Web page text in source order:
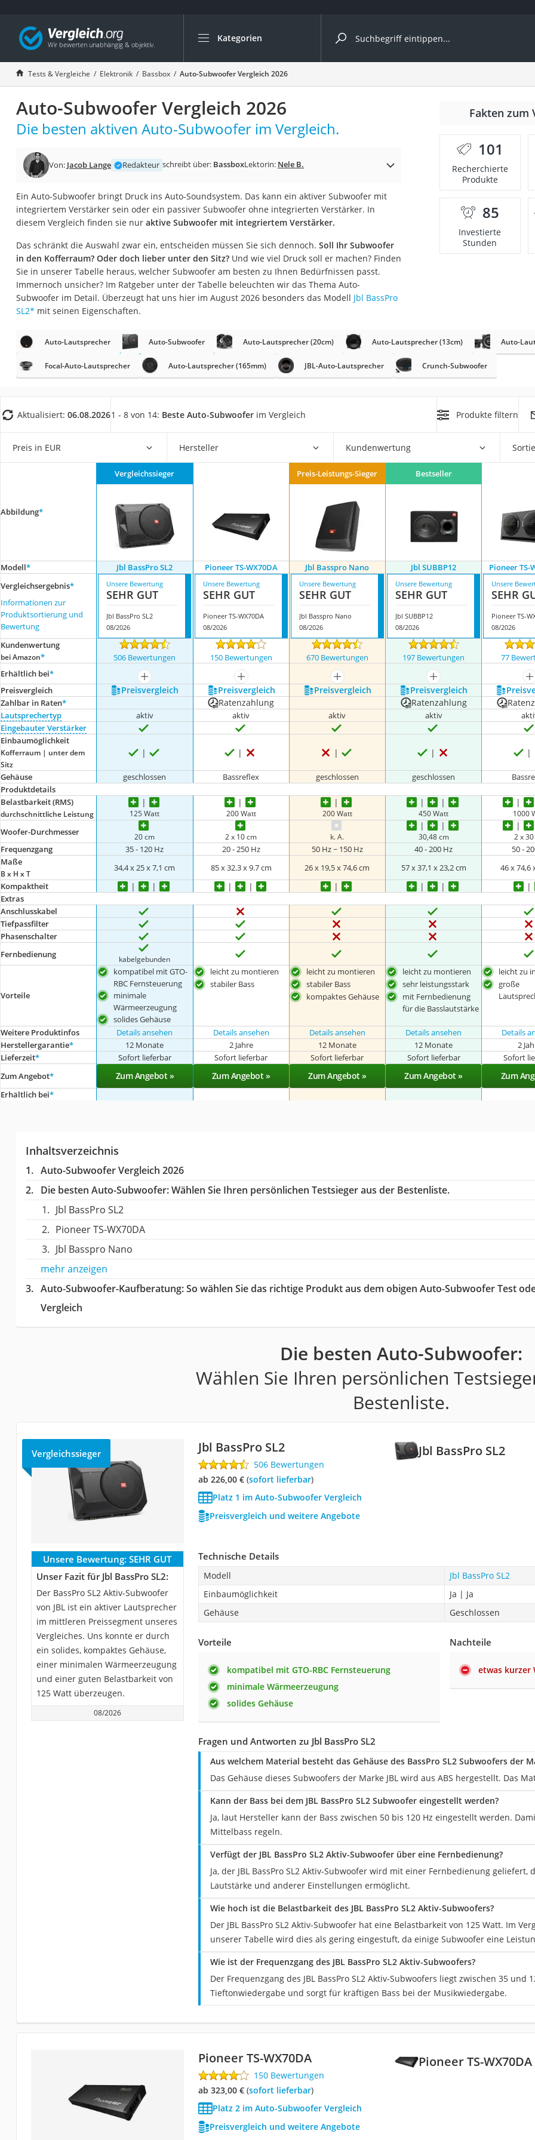
Kategorien
Die beliebtesten Vergleiche nach Kategorie
Elektronik
Powerstation
Monitor 32 Zoll 4K
Fernseher
Desktop-PC
Diascanner
Laser-Multifunktionsdrucker
Powerstation mit Solarpanel
Gaming-PC
Soundbar
Satellitenschüssel
Gaming-Headset
Schnurloses Telefon
Ladekabel Typ 2 Schuko
Acer Aspire
Service
Tests & Vergleiche Elektronik Bassbox Auto-Subwoofer Vergleich 2026
Auto-Subwoofer Vergleich 2026
Die besten aktiven Auto-Subwoofer im Vergleich.
Von: Jacob Lange Redakteur schreibt über: BassboxLektorin: Nele B.
Ein Auto-Subwoofer bringt Druck ins Auto-Soundsystem. Das kann ein aktiver Subwoofer mit
integriertem Verstärker sein oder ein passiver Subwoofer ohne integrierten Verstärker. In
diesem Vergleich finden sie nur aktive Subwoofer mit integriertem Verstärker.
Das schränkt die Auswahl zwar ein, entscheiden müssen Sie sich dennoch. Soll Ihr Subwoofer
in den Kofferraum? Oder doch lieber unter den Sitz?Und wie viel Druck soll er machen? Finden
Sie in unserer Tabelle heraus, welcher Subwoofer am besten zu Ihnen Bedürfnissen passt.
Immernoch unsicher? Im Ratgeber unter der Tabelle beleuchten wir das Thema Auto-
Subwoofer im Detail. Überzeugt hat uns hier im August 2026 besonders das Modell Jbl BassPro
SL2* mit seinen Eigenschaften.
Fakten zum
101
Recherchierte
Produkte
85
Investierte
Stunden
Auto-Lautsprecher Auto-Subwoofer Auto-Lautsprecher (20cm) Auto-Lautsprecher (13cm) Auto-
Focal-Auto-Lautsprecher Auto-Lautsprecher (165mm) JBL-Auto-Lautsprecher Crunch-Subwoofer
Aktualisiert: 06.08.20261 - 8 von 14: Beste Auto-Subwoofer im Vergleich Produkte filtern
Preis in EUR Hersteller Kundenwertung
Abbildung*
Vergleichssieger Preis-Leistungs-Sieger Bestseller
Modell* Jbl BassPro SL2 Pioneer TS-WX70DA Jbl Basspro Nano Jbl SUBBP12 Pioneer TS-
Vergleichsergebnis*
Informationen zur
Produktsortierung und
Bewertung
Unsere Bewertung
SEHR GUT
Jbl BassPro SL2
08/2026
Unsere Bewertung
SEHR GUT
Pioneer TS-WX70DA
08/2026
Unsere Bewertung
SEHR GUT
Jbl Basspro Nano
08/2026
Unsere Bewertung
SEHR GUT
Jbl SUBBP12
08/2026
Unsere
SEHR
Pioneer TS-
08/2026
Kundenwertung
bei Amazon* 506 Bewertungen 150 Bewertungen 670 Bewertungen 197 Bewertungen 77
Erhältlich bei*
mehr anzeigen mehr anzeigen mehr anzeigen mehr anzeigen
Preis­vergleich
Preis­vergleich Preis­vergleich Preis­vergleich Preis­vergleich
Zahlbar in Raten* Ratenzahlung Ratenzahlung
Lautsprechertyp aktiv aktiv aktiv aktiv
Eingebauter Verstärker
Einbaumöglichkeit
Kofferraum | unter dem
Sitz
Gehäuse geschlossen Bassreflex geschlossen geschlossen
Produktdetails
Belastbarkeit (RMS)
durchschnittliche Leistung 125 Watt 200 Watt 200 Watt 450 Watt 1000
Woofer-Durchmesser 20 cm 2 x 10 cm k. A. 30,48 cm 2 x
Frequenzgang 35 - 120 Hz 20 - 250 Hz 50 Hz ~ 150 Hz 40 - 200 Hz 50 -
Maße
B x H x T
34,4 x 25 x 7,1 cm 85 x 32.3 x 9.7 cm 26 x 19,5 x 74,6 cm 57 x 37,1 x 23,2 cm 46 x 74,6
Kompaktheit
Extras
Anschlusskabel
Tiefpassfilter
Phasenschalter
Fernbedienung
kabelgebunden
Vorteile
kompatibel mit GTO-
RBC Fernsteuerung
minimale
Wärmeerzeugung
solides Gehäuse
leicht zu montieren
stabiler Bass
leicht zu montieren
stabiler Bass
kompaktes Gehäuse
leicht zu montieren
sehr leistungsstark
mit Fernbedienung
für die Basslautstärke
leicht zu
große
Weitere Produktinfos
Details ansehen Details ansehen Details ansehen Details ansehen Details
Herstellergarantie* 12 Monate 2 Jahre 12 Monate 12 Monate 2
Lieferzeit* Sofort lieferbar Sofort lieferbar Sofort lieferbar Sofort lieferbar Sofort
Zum Angebot* Zum Angebot » Zum Angebot » Zum Angebot » Zum Angebot » Zum
Erhältlich bei*
Inhaltsverzeichnis
Auto-Subwoofer Vergleich 2026
Die besten Auto-Subwoofer:Wählen Sie Ihren persönlichen Testsieger aus der Bestenliste.
Jbl BassPro SL2
Pioneer TS-WX70DA
Jbl Basspro Nano
mehr anzeigen
Auto-Subwoofer-Kaufberatung: So wählen Sie das richtige Produkt aus dem obigen Auto-Subwoofer Test
Vergleich
Die besten Auto-Subwoofer:
Wählen Sie Ihren persönlichen
Bestenliste.
Jbl BassPro SL2
Vergleichssieger Jbl BassPro SL2
506 Bewertungen
ab 226,00 €( Sofort lieferbar)
Platz 1 im Auto-Subwoofer Vergleich
Preisvergleich und weitere Angebote
Unsere Bewertung: SEHR GUT
Unser Fazit für Jbl BassPro SL2:
Der BassPro SL2 Aktiv-Subwoofer
von JBL ist ein aktiver Lautsprecher
im mittleren Preissegment unseres
Vergleiches. Uns konnte er durch
ein solides, kompaktes Gehäuse,
einer minimalen Wärmeerzeugung
und einer guten Belastbarkeit von
125 Watt überzeugen.
08/2026
Technische Details
Modell
Jbl BassPro SL2
Einbaumöglichkeit
Ja | Ja
Gehäuse
Geschlossen
Vorteile
kompatibel mit GTO-RBC Fernsteuerung
minimale Wärmeerzeugung
solides Gehäuse
Nachteile
etwas kurzer
Fragen und Antworten zu Jbl BassPro SL2
Aus welchem Material besteht das Gehäuse des BassPro SL2 Subwoofers der
Das Gehäuse dieses Subwoofers der Marke JBL wird aus ABS hergestellt. Das
Kann der Bass bei dem JBL BassPro SL2 Subwoofer eingestellt werden?
Ja, laut Hersteller kann der Bass zwischen 50 bis 120 Hz eingestellt werden.
Mittelbass regeln.
Verfügt der JBL BassPro SL2 Aktiv-Subwoofer über eine Fernbedienung?
Ja, der JBL BassPro SL2 Aktiv-Subwoofer wird mit einer Fernbedienung
Lautstärke und anderer Einstellungen ermöglicht.
Wie hoch ist die Belastbarkeit des JBL BassPro SL2 Aktiv-Subwoofers?
Der JBL BassPro SL2 Aktiv-Subwoofer hat eine Belastbarkeit von 125 Watt. Im
unserer Tabelle wird dies als gering eingestuft, da einige Subwoofer eine
Wie ist der Frequenzgang des JBL BassPro SL2 Aktiv-Subwoofers?
Der Frequenzgang des JBL BassPro SL2 Aktiv-Subwoofers liegt zwischen 35 und
Tieftonwiedergabe und sorgt für kräftigen Bass bei der Musikwiedergabe.
Pioneer TS-WX70DA
Pioneer TS-WX70DA
150 Bewertungen
ab 323,00 €( Sofort lieferbar)
Platz 2 im Auto-Subwoofer Vergleich
Preisvergleich und weitere Angebote